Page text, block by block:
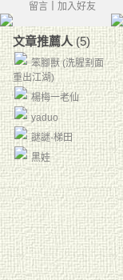
留言｜ 加入好友
文章推薦人(5)
笨腳獸 (洗腥割面
重出江湖)
楊梅一老仙
yaduo
謎謎-梯田
黑娃